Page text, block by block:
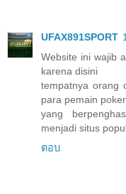
UFAX891SPORT
Website ini wajib
karena disini
tempatnya orang
para pemain
yang
menjadi situs
ตอบ